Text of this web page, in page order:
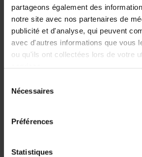
partageons également des
notre site avec nos partenaires de
publicité et d'analyse, qui peuvent
avec d'autres informations que vous
ou qu'ils ont collectées lors de votre
services.
Nécessaires
Préférences
Statistiques
Description
Gel hypoallergénique, hydrosoluble, non
abrasif.
Indication :
Diagnostic par échographie.
Domaines :
•Cardiologie.
Ce gel ne contient pas de :
•Substances d’origine animale ou biologique.